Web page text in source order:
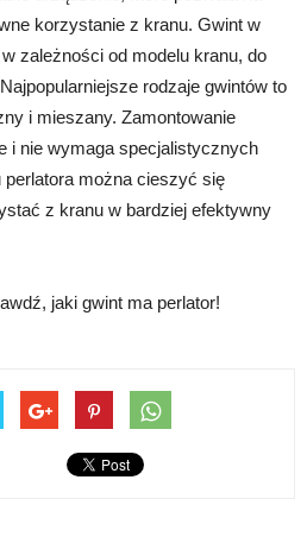
korzystanie z kranu. Gwint w
zależności od modelu kranu, do
rodzaje gwintów to
i mieszany. Zamontowanie
i nie wymaga specjalistycznych
można cieszyć się
z kranu w bardziej efektywny
jaki gwint ma perlator!